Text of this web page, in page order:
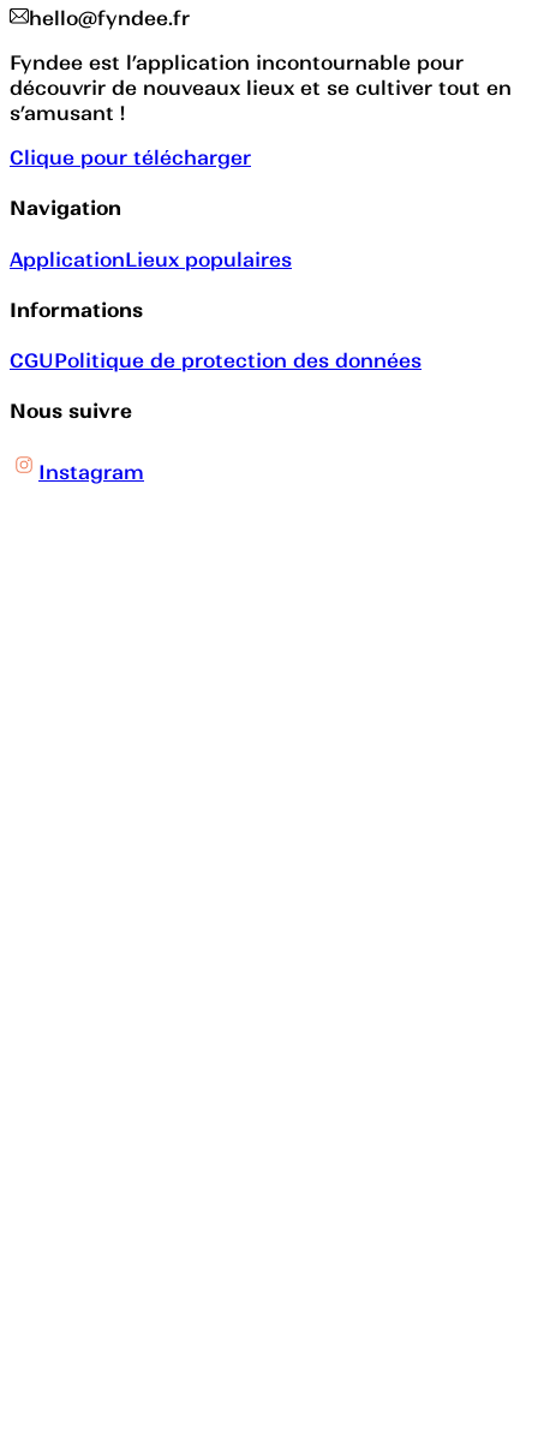
hello@fyndee.fr
Fyndee est l’application incontournable pour
découvrir de nouveaux lieux et se cultiver tout en
s’amusant !
Clique pour télécharger
Navigation
ApplicationLieux populaires
Informations
CGUPolitique de protection des données
Nous suivre
Instagram